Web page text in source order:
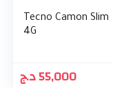
Tecno Camon Slim
4G
55,000د.ج